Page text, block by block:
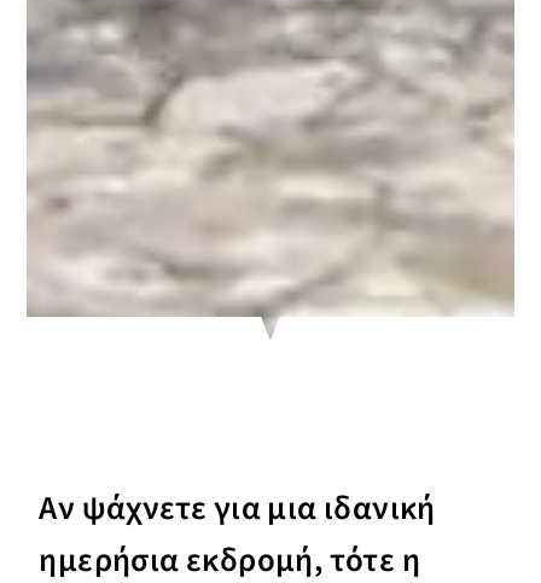
Αν ψάχνετε για μια ιδανική
ημερήσια εκδρομή, τότε η